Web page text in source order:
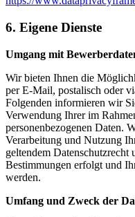
6. Eigene Dienste
Umgang mit
Wir bieten Ihnen die
per E-Mail, postalisch oder
Folgenden informieren wir
Verwendung Ihrer im
personenbezogenen Daten.
Verarbeitung und Nutzung
geltendem Datenschutzrecht
Bestimmungen erfolgt und
werden.
Umfang und Zweck der